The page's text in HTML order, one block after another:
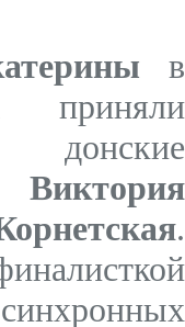
в
приняли
Виктория
.